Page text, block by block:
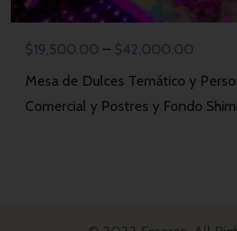
$19,500.00 – $42,000.00
Mesa de Dulces Temático y
Comercial y Postres y Fondo